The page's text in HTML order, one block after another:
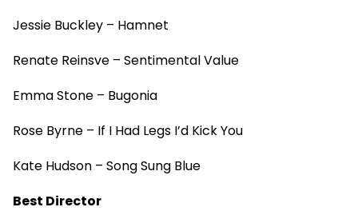
Jessie Buckley – Hamnet
Renate Reinsve – Sentimental Value
Emma Stone – Bugonia
Rose Byrne – If I Had Legs I’d Kick You
Kate Hudson – Song Sung Blue
Best Director